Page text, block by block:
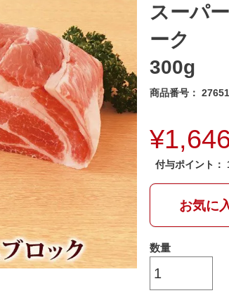
スーパ
ーク
300g
商品番号
¥
付与ポイント：
お気に